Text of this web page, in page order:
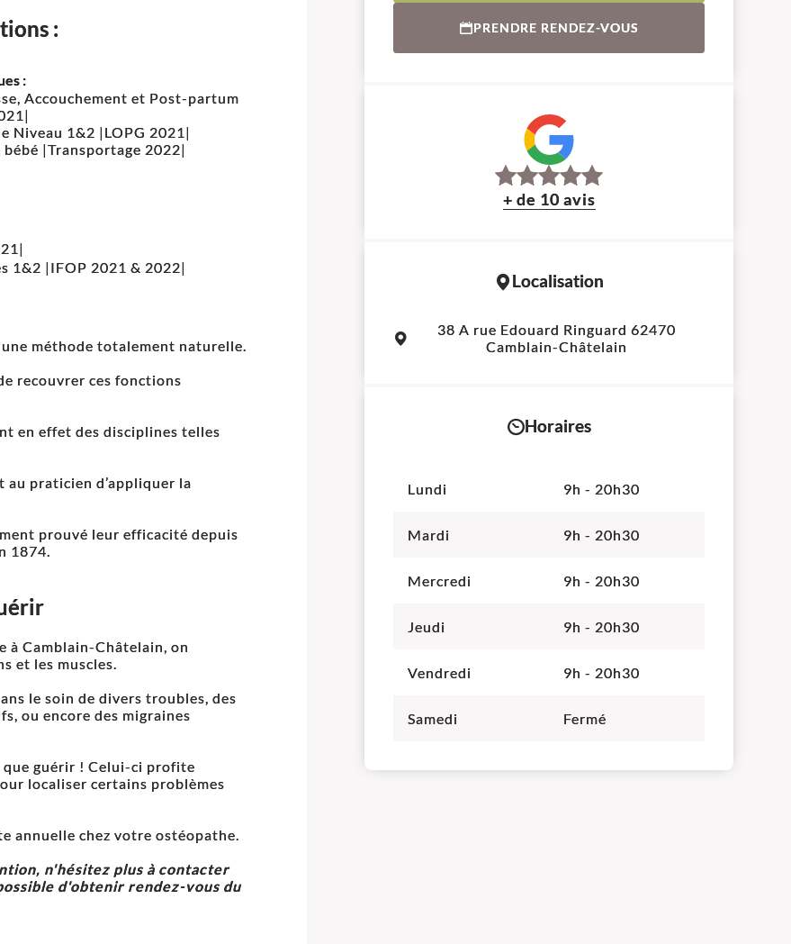
:
:
Accouchement et Post-partum
Niveau 1&2 |LOPG 2021|
bébé |Transportage 2022|
1&2 |IFOP 2021 & 2022|
méthode totalement naturelle.
recouvrer ces fonctions
en effet des disciplines telles
praticien d’appliquer la
prouvé leur efficacité depuis
1874.
à Camblain-Châtelain, on
et les muscles.
le soin de divers troubles, des
ou encore des migraines
guérir ! Celui-ci profite
localiser certains problèmes
annuelle chez votre ostéopathe.
n'hésitez plus à contacter
d'obtenir rendez-vous du
PRENDRE RENDEZ-VOUS
+ de 10 avis
Localisation
38 A rue Edouard Ringuard 62470
Camblain-Châtelain
Horaires
Lundi 9h - 20h30
Mardi 9h - 20h30
Mercredi 9h - 20h30
Jeudi 9h - 20h30
Vendredi 9h - 20h30
Samedi Fermé